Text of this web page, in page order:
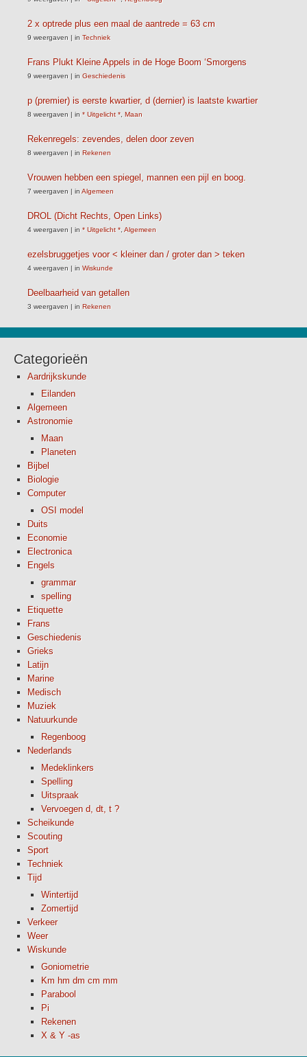
2 x optrede plus een maal de aantrede = 63 cm
9 weergaven | in Techniek
Frans Plukt Kleine Appels in de Hoge Boom ‘Smorgens
9 weergaven | in Geschiedenis
p (premier) is eerste kwartier, d (dernier) is laatste kwartier
8 weergaven | in * Uitgelicht * Maan
Rekenregels: zevendes, delen door zeven
8 weergaven | in Rekenen
Vrouwen hebben een spiegel, mannen een pijl en boog.
7 weergaven | in Algemeen
DROL (Dicht Rechts, Open Links)
4 weergaven | in * Uitgelicht * Algemeen
ezelsbruggetjes voor < kleiner dan / groter dan > teken
4 weergaven | in Wiskunde
Deelbaarheid van getallen
3 weergaven | in Rekenen
Categorieën
Aardrijkskunde
Eilanden
Algemeen
Astronomie
Maan
Planeten
Bijbel
Biologie
Computer
OSI model
Duits
Economie
Electronica
Engels
grammar
spelling
Etiquette
Frans
Geschiedenis
Grieks
Latijn
Marine
Medisch
Muziek
Natuurkunde
Regenboog
Nederlands
Medeklinkers
Spelling
Uitspraak
Vervoegen d, dt, t ?
Scheikunde
Scouting
Sport
Techniek
Tijd
Wintertijd
Zomertijd
Verkeer
Weer
Wiskunde
Goniometrie
Km hm dm cm mm
Parabool
Pi
Rekenen
X & Y -as